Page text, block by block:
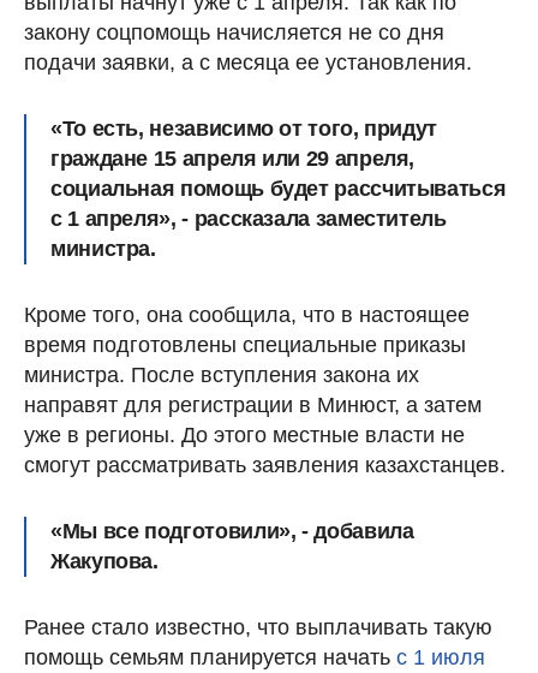
закону соцпомощь начисляется не со дня
подачи заявки, а с месяца ее установления.
«То есть, независимо от того, придут
граждане 15 апреля или 29 апреля,
социальная помощь будет рассчитываться
с 1 апреля», - рассказала заместитель
министра.
Кроме того, она сообщила, что в настоящее
время подготовлены специальные приказы
министра. После вступления закона их
направят для регистрации в Минюст, а затем
уже в регионы. До этого местные власти не
смогут рассматривать заявления казахстанцев.
«Мы все подготовили», - добавила
Жакупова.
Ранее стало известно, что выплачивать такую
помощь семьям планируется начать с 1 июля